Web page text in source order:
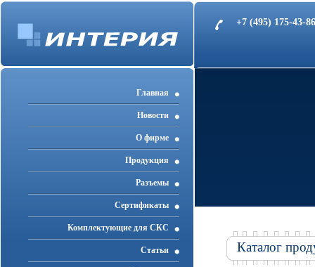
+7 (495) 175-43-
Главная
Новости
О фирме
Продукция
Разъемы
Cертификаты
Комплектующие для СКС
Статьи Каталог